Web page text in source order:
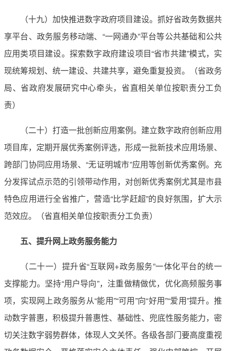
（十九）加快推进数字政府项目建设。抓好省政务数据共
享平台、政务服务移动端、“一网通办”平台等公共基础和公共
应用类项目建设。探索数字政府建设项目“省市共建”模式，实
现统筹规划、统一建设、共建共享，避免重复投资。（省政务
局、省政府发展研究中心牵头，省直相关单位按职责分工负
责）
（二十）打造一批创新应用案例。建立数字政府创新应用
项目库，定期开展优秀案例评选，形成一批新技术应用场景、
跨部门协同应用场景、“无证明城市”应用等创新优秀案例。充
分发挥试点示范的引领带动作用，对创新优秀案例尤其是市县
特色应用进行全省推广，营造“比学赶超”的良好氛围，扩大示
范效应。（省直相关单位按职责分工负责）
五、提升网上政务服务能力
（二十一）提升省“互联网+政务服务”一体化平台的统一
支撑能力。坚持“用户导向”，注重做精做优，优化高频服务事
项，实现网上政务服务从“能用”“可用”向“好用”“爱用”提升。推
动数字普惠，积极提升普惠性、基础性、兜底性服务能力，密
切关注数字弱势群体，体现人文关怀。各级各部门要高度重视